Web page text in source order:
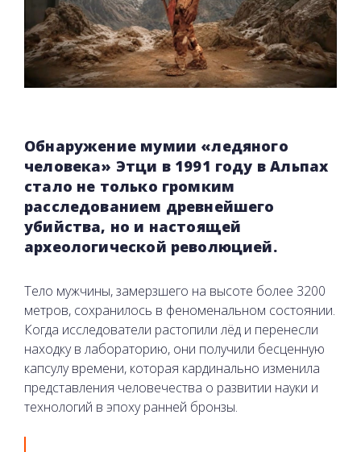
Обнаружение мумии «ледяного
человека» Этци в 1991 году в Альпах
стало не только громким
расследованием древнейшего
убийства, но и настоящей
археологической революцией.
Тело мужчины, замерзшего на высоте более 3200
метров, сохранилось в феноменальном состоянии.
Когда исследователи растопили лёд и перенесли
находку в лабораторию, они получили бесценную
капсулу времени, которая кардинально изменила
представления человечества о развитии науки и
технологий в эпоху ранней бронзы.